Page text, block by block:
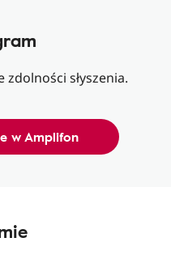
słyszenia.
w Amplifon